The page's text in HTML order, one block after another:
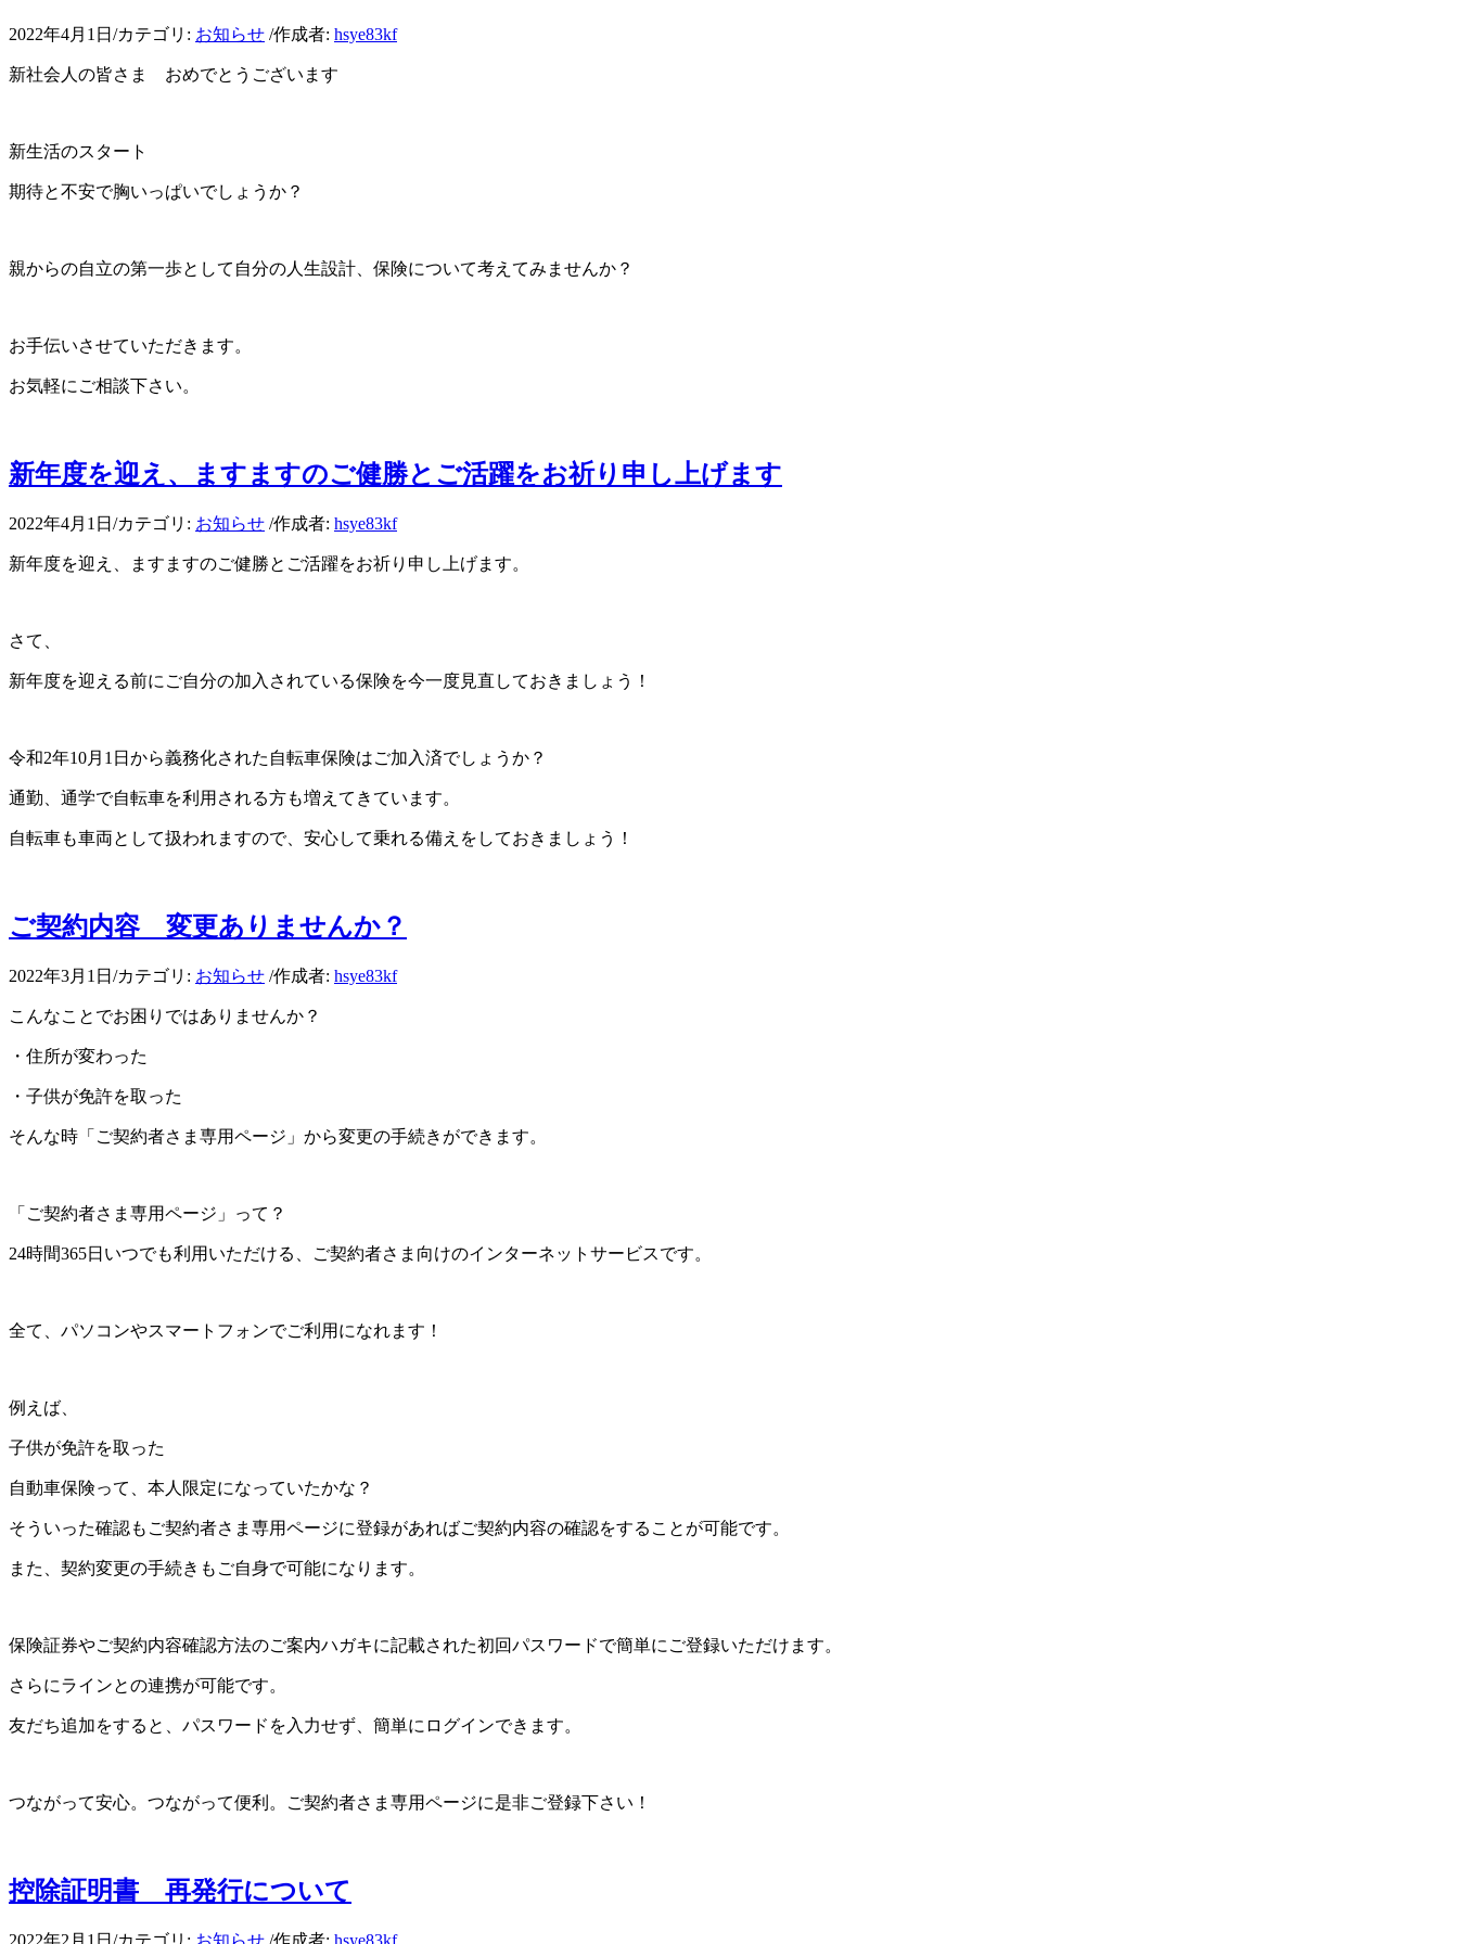
2022年4月1日 /カテゴリ: お知らせ /作成者: hsye83kf
新社会人の皆さま おめでとうございます
新生活のスタート
期待と不安で胸いっぱいでしょうか？
親からの自立の第一歩として自分の人生設計、保険について考えてみませんか？
お手伝いさせていただきます。
お気軽にご相談下さい。
新年度を迎え、ますますのご健勝とご活躍をお祈り申し上げます
2022年4月1日 /カテゴリ: お知らせ /作成者: hsye83kf
新年度を迎え、ますますのご健勝とご活躍をお祈り申し上げます。
さて、
新年度を迎える前にご自分の加入されている保険を今一度見直しておきましょう！
令和2年10月1日から義務化された自転車保険はご加入済でしょうか？
通勤、通学で自転車を利用される方も増えてきています。
自転車も車両として扱われますので、安心して乗れる備えをしておきましょう！
ご契約内容 変更ありませんか？
2022年3月1日 /カテゴリ: お知らせ /作成者: hsye83kf
こんなことでお困りではありませんか？
・住所が変わった
・子供が免許を取った
そんな時「ご契約者さま専用ページ」から変更の手続きができます。
「ご契約者さま専用ページ」って？
24時間365日いつでも利用いただける、ご契約者さま向けのインターネットサービスです。
全て、パソコンやスマートフォンでご利用になれます！
例えば、
子供が免許を取った
自動車保険って、本人限定になっていたかな？
そういった確認もご契約者さま専用ページに登録があればご契約内容の確認をすることが可能です。
また、契約変更の手続きもご自身で可能になります。
保険証券やご契約内容確認方法のご案内ハガキに記載された初回パスワードで簡単にご登録いただけます。
さらにラインとの連携が可能です。
友だち追加をすると、パスワードを入力せず、簡単にログインできます。
つながって安心。つながって便利。ご契約者さま専用ページに是非ご登録下さい！
控除証明書 再発行について
2022年2月1日 /カテゴリ: お知らせ /作成者: hsye83kf